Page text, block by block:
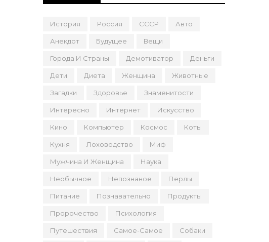
История Россия СССР Авто
Анекдот Будущее Вещи
Города И Страны Демотиватор Деньги
Дети Диета Женщина Животные
Загадки Здоровье Знаменитости
Интересно Интернет Искусство
Кино Компьютер Космос Коты
Кухня Лоховодство Миф
Мужчина И Женщина Наука
Необычное Непознаное Перлы
Питание Познавательно Продукты
Пророчество Психология
Путешествия Самое-Самое Собаки